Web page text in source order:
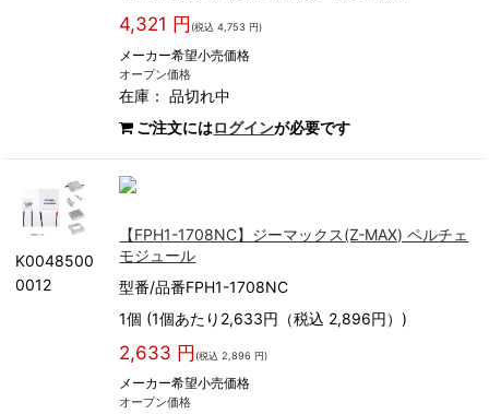
4,321 円 (税込 4,753 円)
メーカー希望小売価格
オープン価格
在庫：品切れ中
ご注文にはログインが必要です
K0048500
0012
【FPH1-1708NC】ジーマックス(Z-MAX) ペルチェ
モジュール
型番/品番FPH1-1708NC
1個 (1個あたり2,633円（税込 2,896円）)
2,633 円 (税込 2,896 円)
メーカー希望小売価格
オープン価格